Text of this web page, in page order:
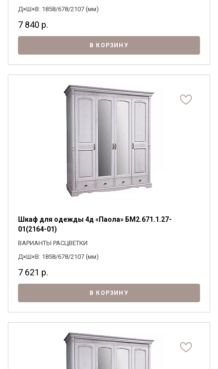
Д×Ш×В: 1858/678/2107 (мм)
7 840 р.
В КОРЗИНУ
Шкаф для одежды 4д «Паола» БМ2.671.1.27-
01(2164-01)
ВАРИАНТЫ РАСЦВЕТКИ
Д×Ш×В: 1858/678/2107 (мм)
7 621 р.
В КОРЗИНУ